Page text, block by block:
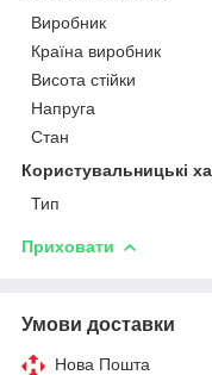
Виробник
Країна виробник
Висота стійки
Напруга
Стан
Користувальницькі
Тип
Приховати
Умови доставки
Нова Пошта